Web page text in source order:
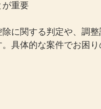
が重要
に関する判定や、調
具体的な案件でお困り